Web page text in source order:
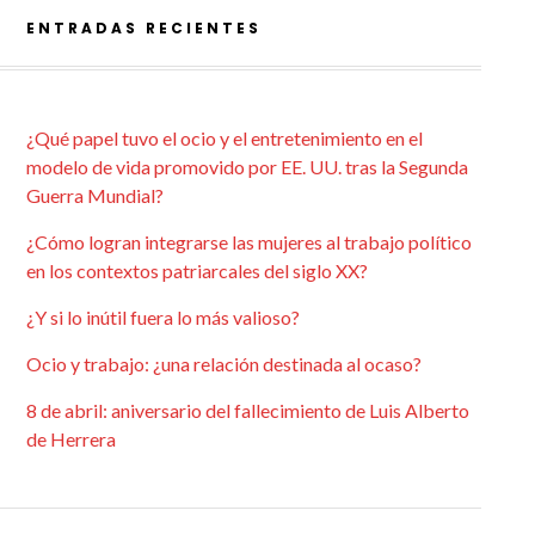
ENTRADAS RECIENTES
¿Qué papel tuvo el ocio y el entretenimiento en el
modelo de vida promovido por EE. UU. tras la Segunda
Guerra Mundial?
¿Cómo logran integrarse las mujeres al trabajo político
en los contextos patriarcales del siglo XX?
¿Y si lo inútil fuera lo más valioso?
Ocio y trabajo: ¿una relación destinada al ocaso?
8 de abril: aniversario del fallecimiento de Luis Alberto
de Herrera